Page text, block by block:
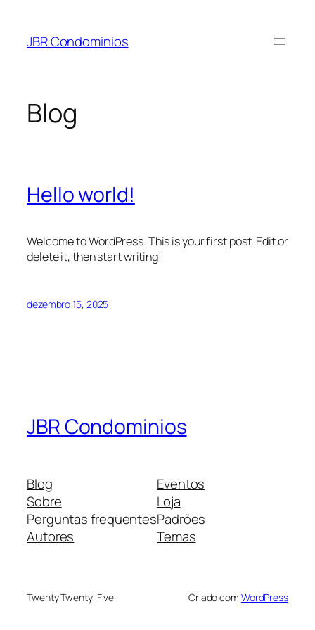
JBR Condominios
Blog
Hello world!
Welcome to WordPress. This is your first post. Edit or
delete it, then start writing!
dezembro 15, 2025
JBR Condominios
Blog
Sobre
Perguntas frequentes
Autores
Eventos
Loja
Padrões
Temas
Twenty Twenty-Five Criado com WordPress